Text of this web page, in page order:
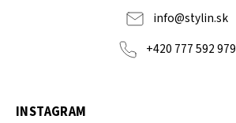
info@stylin.sk
+420 777 592 979
INSTAGRAM